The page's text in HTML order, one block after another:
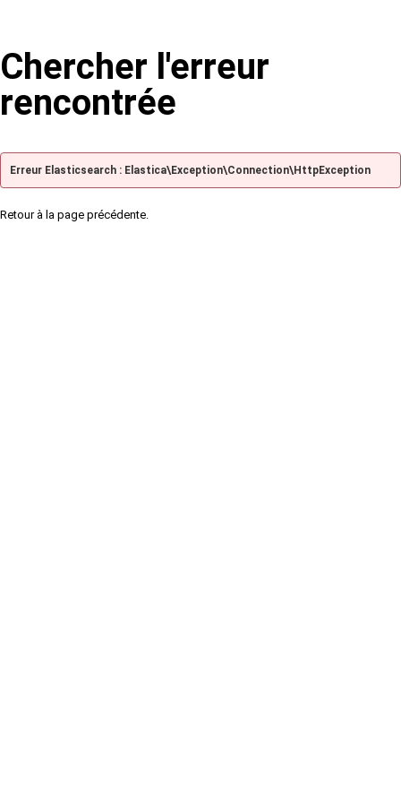
Chercher l'erreur
rencontrée
Erreur Elasticsearch : Elastica\Exception\Connection\HttpException
Retour à la page précédente.